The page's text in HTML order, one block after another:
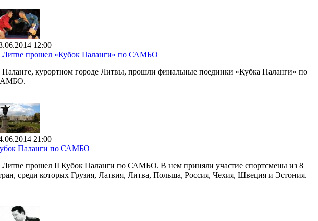
12:00
прошел «Кубок Паланги» по САМБО
курортном городе Литвы, прошли финальные поединки «Кубка Паланги» по
21:00
Паланги по САМБО
прошел II Кубок Паланги по САМБО. В нем приняли участие спортсмены из 8
среди которых Грузия, Латвия, Литва, Польша, Россия, Чехия, Швеция и Эстония.